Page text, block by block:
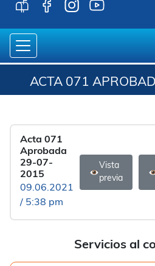
ACTA 071
Servicios al
Acta 071
Aprobada
29-07-
2015
09.06.2021
/ 5:38 pm
Vista
previa